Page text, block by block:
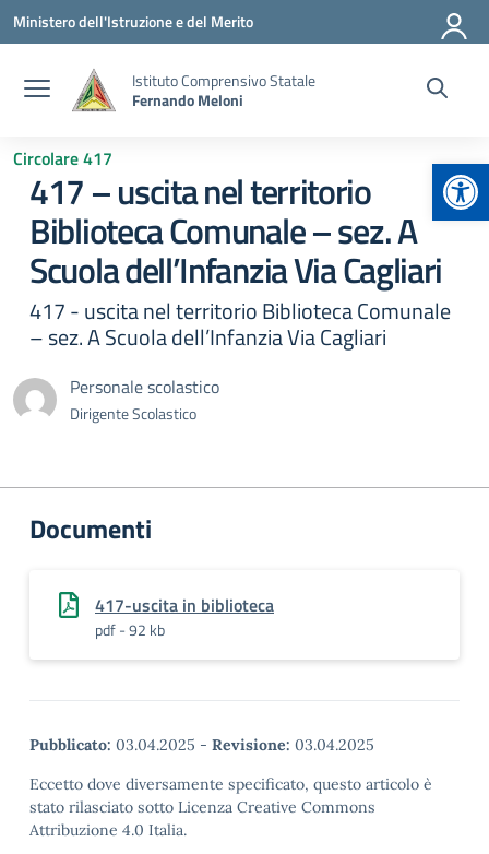
Vai ai contenuti
Vai al menu di navigazione
Vai al footer
Ministero dell'Istruzione e del Merito
Istituto Comprensivo Statale
Fernando Meloni
Circolare 417
417 – uscita nel territorio
Biblioteca Comunale – sez. A
Scuola dell’Infanzia Via Cagliari
417 - uscita nel territorio Biblioteca Comunale
– sez. A Scuola dell’Infanzia Via Cagliari
Personale scolastico
Dirigente Scolastico
Documenti
417-uscita in biblioteca
pdf - 92 kb
Pubblicato: 03.04.2025 - Revisione: 03.04.2025
Eccetto dove diversamente specificato, questo articolo è
stato rilasciato sotto Licenza Creative Commons
Attribuzione 4.0 Italia.